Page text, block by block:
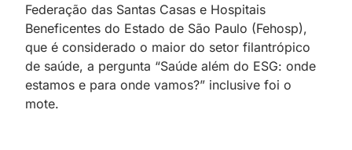
Federação das Santas Casas e Hospitais
Beneficentes do Estado de São Paulo (Fehosp),
que é considerado o maior do setor filantrópico
de saúde, a pergunta “Saúde além do ESG: onde
estamos e para onde vamos?” inclusive foi o
mote.